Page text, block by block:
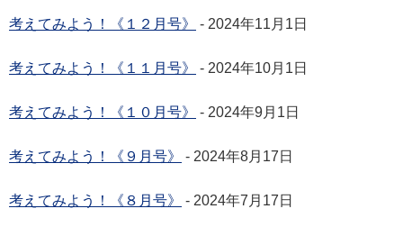
考えてみよう！《１２月号》 - 2024年11月1日
考えてみよう！《１１月号》 - 2024年10月1日
考えてみよう！《１０月号》 - 2024年9月1日
考えてみよう！《９月号》 - 2024年8月17日
考えてみよう！《８月号》 - 2024年7月17日